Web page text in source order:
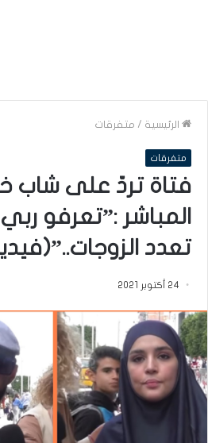
الرئيسية / متفرقات
متفرقات
فتاة تردّ على شاب
المباشر :”تعرفو
تعدد
24 أكتوبر 2021